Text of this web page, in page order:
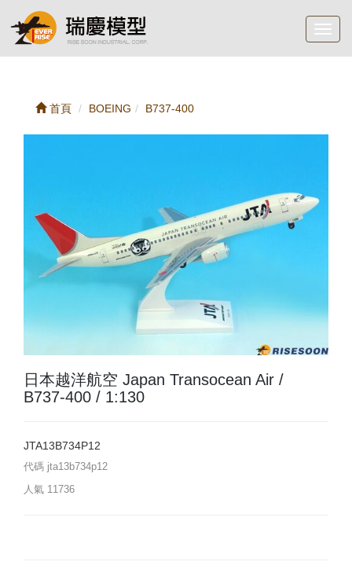
首頁 BOEING B737-400
日本越洋航空 Japan Transocean Air /
B737-400 / 1:130
JTA13B734P12
代碼 jta13b734p12
人氣 11736